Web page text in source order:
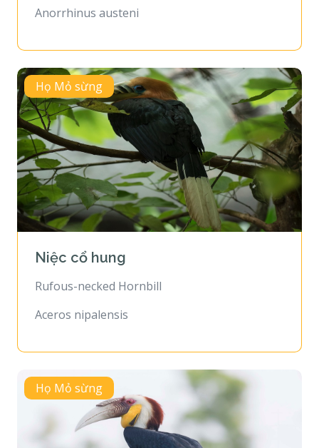
Anorrhinus austeni
Họ Mỏ sừng
Niệc cổ hung
Rufous-necked Hornbill
Aceros nipalensis
Họ Mỏ sừng